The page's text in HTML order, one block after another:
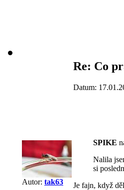
Autor: tak63
Re: Co
Datum:
SPIKE
Nalila
si
Je fajn, když